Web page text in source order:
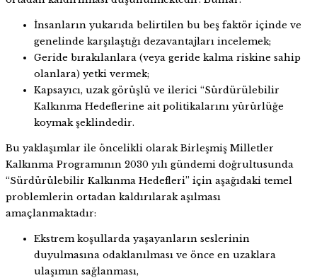
İnsanların yukarıda belirtilen bu beş faktör içinde ve
genelinde karşılaştığı dezavantajları incelemek;
Geride bırakılanlara (veya geride kalma riskine sahip
olanlara) yetki vermek;
Kapsayıcı, uzak görüşlü ve ilerici “Sürdürülebilir
Kalkınma Hedeflerine ait politikalarını yürürlüğe
koymak şeklindedir.
Bu yaklaşımlar ile öncelikli olarak Birleşmiş Milletler
Kalkınma Programının 2030 yılı gündemi doğrultusunda
“Sürdürülebilir Kalkınma Hedefleri” için aşağıdaki temel
problemlerin ortadan kaldırılarak aşılması
amaçlanmaktadır:
Ekstrem koşullarda yaşayanların seslerinin
duyulmasına odaklanılması ve önce en uzaklara
ulaşımın sağlanması,